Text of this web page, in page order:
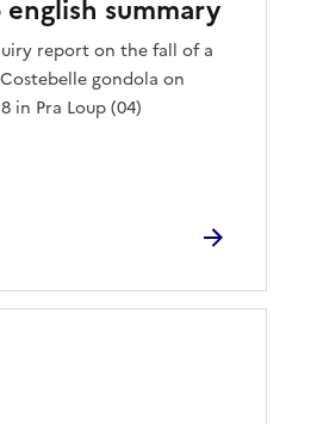
english summary
report on the fall of a
gondola on
in Pra Loup (04)